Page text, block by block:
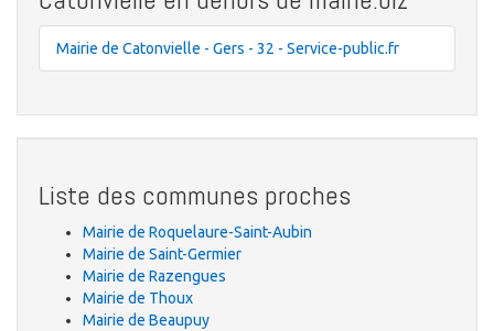
Mairie de Catonvielle - Gers - 32 - Service-public.fr
Liste des communes proches
Mairie de Roquelaure-Saint-Aubin
Mairie de Saint-Germier
Mairie de Razengues
Mairie de Thoux
Mairie de Beaupuy